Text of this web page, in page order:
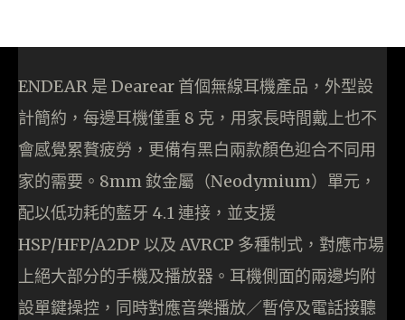
ENDEAR 是 Dearear 首個無線耳機產品，外型設
計簡約，每邊耳機僅重 8 克，用家長時間戴上也不
會感覺累贅疲勞，更備有黑白兩款顏色迎合不同用
家的需要。8mm 釹金屬（Neodymium）單元，
配以低功耗的藍牙 4.1 連接，並支援
HSP/HFP/A2DP 以及 AVRCP 多種制式，對應市場
上絕大部分的手機及播放器。耳機側面的兩邊均附
設單鍵操控，同時對應音樂播放／暫停及電話接聽